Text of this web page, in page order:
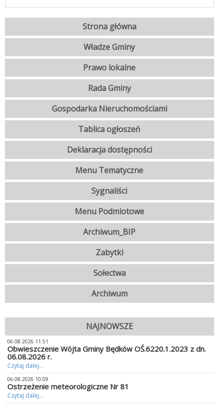
Strona główna
Władze Gminy
Prawo lokalne
Rada Gminy
Gospodarka Nieruchomościami
Tablica ogłoszeń
Deklaracja dostępności
Menu Tematyczne
Sygnaliści
Menu Podmiotowe
Archiwum_BIP
Zabytki
Sołectwa
Archiwum
NAJNOWSZE
06.08.2026 11:51
Obwieszczenie Wójta Gminy Będków OŚ.6220.1.2023 z dn.
06.08.2026 r.
Czytaj dalej...
06.08.2026 10:09
Ostrzeżenie meteorologiczne Nr 81
Czytaj dalej...